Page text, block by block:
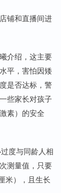
铺和直播间进
介绍，这主要
平，害怕因矮
是否达标，警
些家长对孩子
素）的安全
度与同龄人相
测量值，只要
米），且生长